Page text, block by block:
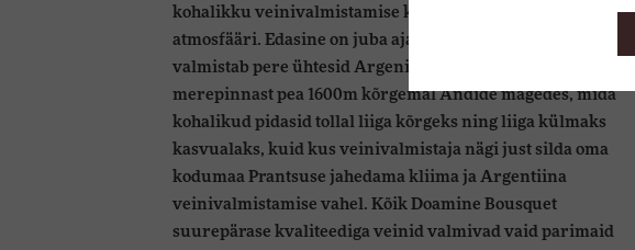
kohalikku veinivalmistamise kultuuri, terroiri ning
atmosfääri. Edasine on juba ajalugu. Tänapäeval
valmistab pere ühtesid Argeniina parimaid veine,
merepinnast pea 1600m kõrgemal Andide mägedes, mida
kohalikud pidasid tollal liiga kõrgeks ning liiga külmaks
kasvualaks, kuid kus veinivalmistaja nägi just silda oma
kodumaa Prantsuse jahedama kliima ja Argentiina
veinivalmistamise vahel. Kõik Doamine Bousquet
suurepärase kvaliteediga veinid valmivad vaid parimaid